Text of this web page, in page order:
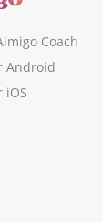
Coach
Android
iOS